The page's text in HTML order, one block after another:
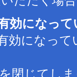
効になっ
効になっ
閉じてし